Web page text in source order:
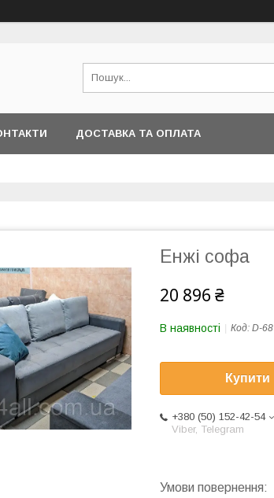
ДОСТАВКА ТА ОПЛАТА
Енжі софа
20 896 ₴
В наявності Код: D-68
Купити
+380 (50) 152-42-54
Viber, Telegram